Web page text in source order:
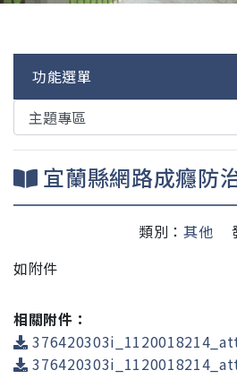
功能選單
宜蘭縣網路成癮防
類別： 其他
如附件
相關附件：